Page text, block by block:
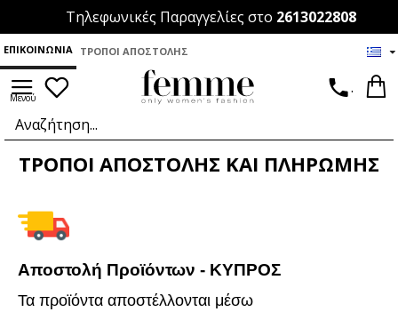
Τηλεφωνικές Παραγγελίες στο 2613022808
ΕΠΙΚΟΙΝΩΝΊΑ ΤΡΌΠΟΙ ΑΠΟΣΤΟΛΉΣ
.
ΤΡΌΠΟΙ ΑΠΟΣΤΟΛΉΣ ΚΑΙ ΠΛΗΡΩΜΉΣ
Αποστολή Προϊόντων - ΚΥΠΡΟΣ
Τα προϊόντα αποστέλλονται μέσω